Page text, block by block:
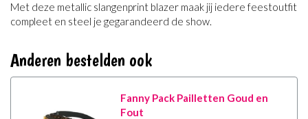
Met deze metallic slangenprint blazer maak jij iedere feestoutfit
compleet en steel je gegarandeerd de show.
Anderen bestelden ook
Fanny Pack Pailletten Goud en
Fout